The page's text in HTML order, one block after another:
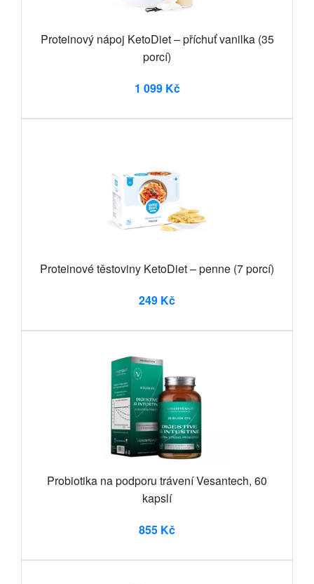
Proteinový nápoj KetoDiet – příchuť vanilka (35
porcí)
1 099 Kč
Proteinové těstoviny KetoDiet – penne (7 porcí)
249 Kč
Probiotika na podporu trávení Vesantech, 60
kapslí
855 Kč